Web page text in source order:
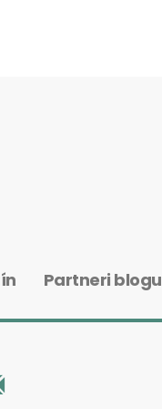
Partneri blogu